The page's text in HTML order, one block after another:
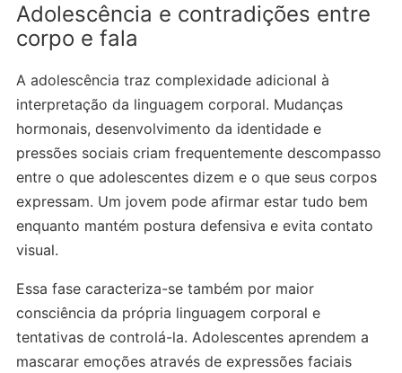
Adolescência e contradições entre
corpo e fala
A adolescência traz complexidade adicional à
interpretação da linguagem corporal. Mudanças
hormonais, desenvolvimento da identidade e
pressões sociais criam frequentemente descompasso
entre o que adolescentes dizem e o que seus corpos
expressam. Um jovem pode afirmar estar tudo bem
enquanto mantém postura defensiva e evita contato
visual.
Essa fase caracteriza-se também por maior
consciência da própria linguagem corporal e
tentativas de controlá-la. Adolescentes aprendem a
mascarar emoções através de expressões faciais